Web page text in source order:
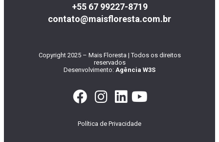
+55 67 99227-8719
contato@maisfloresta.com.br
Copyright 2025 – Mais Floresta | Todos os direitos
reservados
Desenvolvimento: Agência W3S
Política de Privacidade